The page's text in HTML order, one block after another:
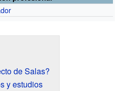
de Salas?
y estudios